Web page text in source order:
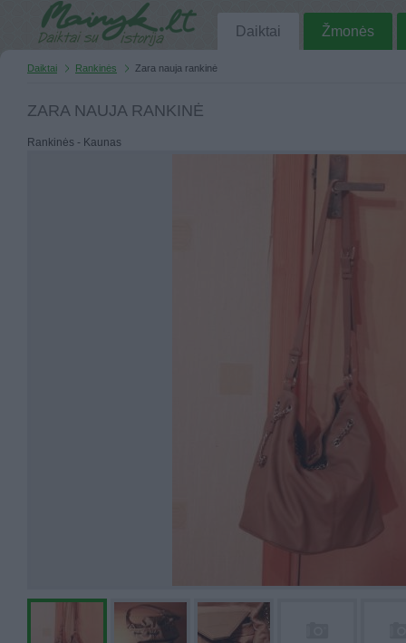
Daiktai Žmonės
Daiktai Rankinės Zara nauja rankinė
ZARA NAUJA RANKINĖ
Rankinės - Kaunas